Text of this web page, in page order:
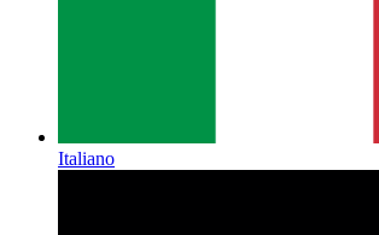
Italiano